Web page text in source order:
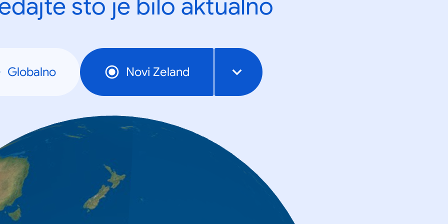
što je bilo aktualno
Globalno Novi Zeland